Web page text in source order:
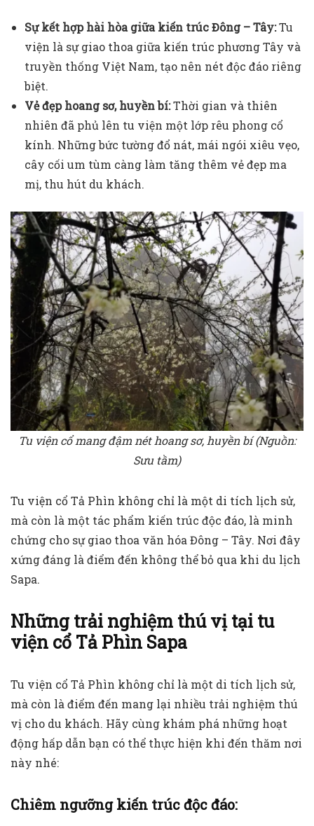
Sự kết hợp hài hòa giữa kiến trúc Đông – Tây:Tu
viện là sự giao thoa giữa kiến trúc phương Tây và
truyền thống Việt Nam, tạo nên nét độc đáo riêng
biệt.
Vẻ đẹp hoang sơ, huyền bí:Thời gian và thiên
nhiên đã phủ lên tu viện một lớp rêu phong cổ
kính. Những bức tường đổ nát, mái ngói xiêu vẹo,
cây cối um tùm càng làm tăng thêm vẻ đẹp ma
mị, thu hút du khách.
Tu viện cổ mang đậm nét hoang sơ, huyền bí (Nguồn:
Sưu tầm)
Tu viện cổ Tả Phìn không chỉ là một di tích lịch sử,
mà còn là một tác phẩm kiến trúc độc đáo, là minh
chứng cho sự giao thoa văn hóa Đông – Tây. Nơi đây
xứng đáng là điểm đến không thể bỏ qua khi du lịch
Sapa.
Những trải nghiệm thú vị tại tu
viện cổ Tả Phìn Sapa
Tu viện cổ Tả Phìn không chỉ là một di tích lịch sử,
mà còn là điểm đến mang lại nhiều trải nghiệm thú
vị cho du khách. Hãy cùng khám phá những hoạt
động hấp dẫn bạn có thể thực hiện khi đến thăm nơi
này nhé:
Chiêm ngưỡng kiến trúc độc đáo: